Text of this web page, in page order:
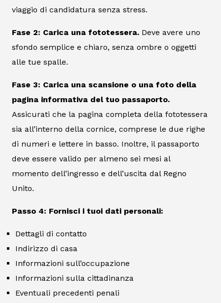
viaggio di candidatura senza stress.
Fase 2: Carica una fototessera. Deve avere uno
sfondo semplice e chiaro, senza ombre o oggetti
alle tue spalle.
Fase 3: Carica una scansione o una foto della
pagina informativa del tuo passaporto.
Assicurati che la pagina completa della fototessera
sia all’interno della cornice, comprese le due righe
di numeri e lettere in basso. Inoltre, il passaporto
deve essere valido per almeno sei mesi al
momento dell’ingresso e dell’uscita dal Regno
Unito.
Passo 4: Fornisci i tuoi dati personali:
Dettagli di contatto
Indirizzo di casa
Informazioni sull’occupazione
Informazioni sulla cittadinanza
Eventuali precedenti penali